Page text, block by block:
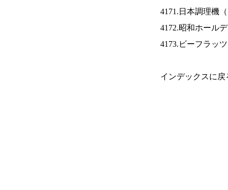
4171.日本調理機（
4172.昭和ホール
4173.ビーフラッ
インデックスに戻